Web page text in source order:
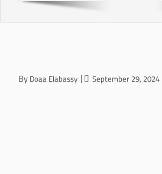
ByDoaa Elabassy September 29, 2024